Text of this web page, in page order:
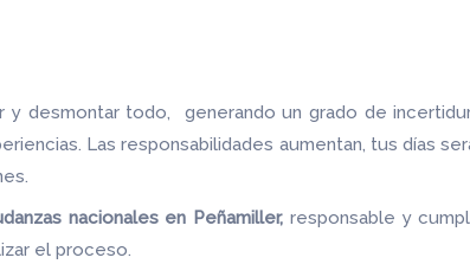
y desmontar todo, generando un grado de
Las responsabilidades aumentan, tus días
nacionales en Peñamiller, responsable y
el proceso.